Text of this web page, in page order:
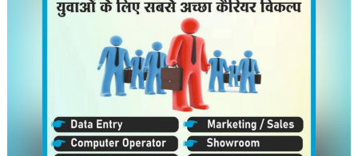
कोई
नहीं